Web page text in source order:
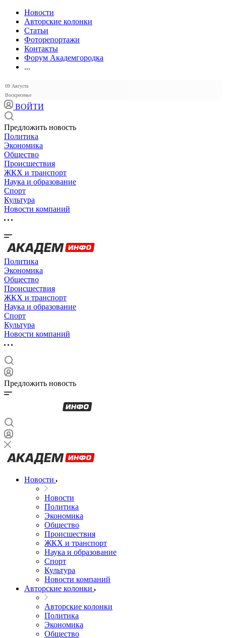
Новости
Авторские колонки
Статьи
Фоторепортажи
Контакты
Форум Академгородка
...
09 Августа
Воскресенье
ВОЙТИ
Предложить новость
Политика
Экономика
Общество
Происшествия
ЖКХ и транспорт
Наука и образование
Спорт
Культура
Новости компаний
Политика
Экономика
Общество
Происшествия
ЖКХ и транспорт
Наука и образование
Спорт
Культура
Новости компаний
Предложить новость
Новости
Новости
Политика
Экономика
Общество
Происшествия
ЖКХ и транспорт
Наука и образование
Спорт
Культура
Новости компаний
Авторские колонки
Авторские колонки
Политика
Экономика
Общество